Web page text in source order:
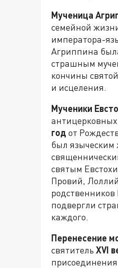
Мученица
семейной
императора-
Агриппина
страшным
кончины
и исцеления.
Мученики
год от
был языческим
святым
Провий,
подвергли
каждого.
Перенесение
святитель XVI
присоединения